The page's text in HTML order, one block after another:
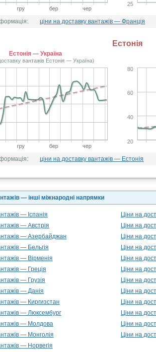
гру бер чер
25
ціни на доставку вантажів — Франція
Естонія
Естонія — Україна
вантажів Естонія — Україна)
гру бер чер
20
40
60
80
ціни на доставку вантажів — Естонія
— інші міжнародні напрямки
— Іспанія
Ціни на
— Австрія
Ціни на
— Азербайджан
Ціни на
— Бельгія
Ціни на
— Вірменія
Ціни на
— Греція
Ціни на
— Грузія
Ціни на
— Данія
Ціни на
— Киргизстан
Ціни на
— Люксембург
Ціни на
— Молдова
Ціни на
— Монголія
Ціни на
— Норвегія